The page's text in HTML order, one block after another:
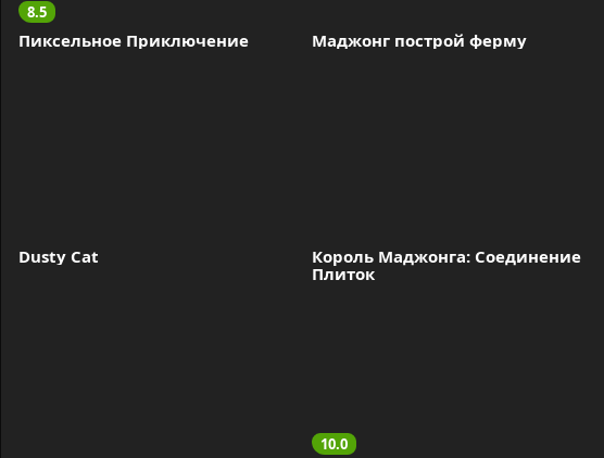
8.5
Пиксельное Приключение Маджонг построй ферму
Dusty Cat
Король Маджонга: Соединение
Плиток
10.0